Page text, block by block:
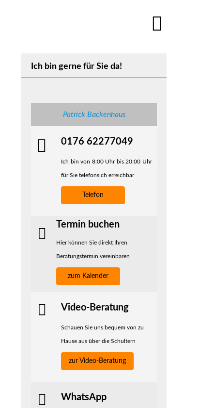
Ich bin gerne für Sie da!
Patrick Backenhaus
0176 62277049
Ich bin von 8:00 Uhr bis 20:00 Uhr
für Sie telefonsich erreichbar
Telefon
Termin buchen
Hier können Sie direkt Ihren
Beratungstermin vereinbaren
zum Kalender
Video-Beratung
Schauen Sie uns bequem von zu
Hause aus über die Schultern
zur Video-Beratung
WhatsApp